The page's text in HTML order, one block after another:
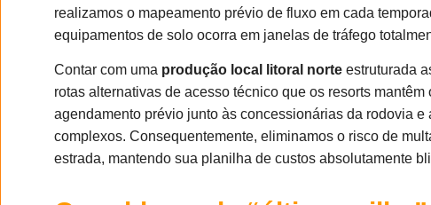
realizamos o mapeamento prévio de fluxo em cada
equipamentos de solo ocorra em janelas de tráfego
Contar com uma produção local litoral norte estruturada
rotas alternativas de acesso técnico que os resorts
agendamento prévio junto às concessionárias da rodovia
complexos. Consequentemente, eliminamos o risco de
estrada, mantendo sua planilha de custos absolutamente